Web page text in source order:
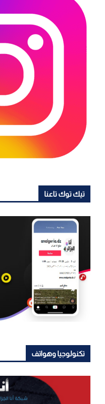
تيك توك تاعنا
تكنولوجيا وهواتف